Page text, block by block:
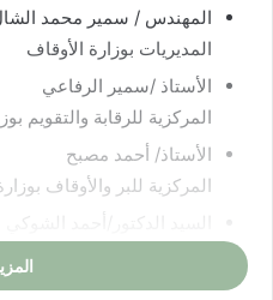
المهندس / سمير
المديريات بوزارة الأوقاف
الأستاذ /سمير
المركزية للرقابة والتقويم
الأستاذ/ أحمد
المركزية للبر والأوقاف
على متحف الفن الإسلامي
السيد الدكتور/ محمد